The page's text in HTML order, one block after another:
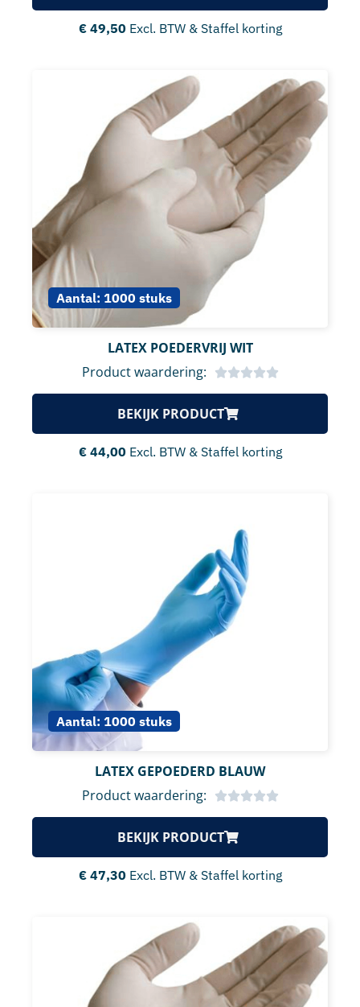
€49,50 Excl. BTW & Staffel korting
Aantal: 1000 stuks
LATEX POEDERVRIJ WIT
Product waardering:
BEKIJK PRODUCT
€44,00 Excl. BTW & Staffel korting
Aantal: 1000 stuks
LATEX GEPOEDERD BLAUW
Product waardering:
BEKIJK PRODUCT
€47,30 Excl. BTW & Staffel korting